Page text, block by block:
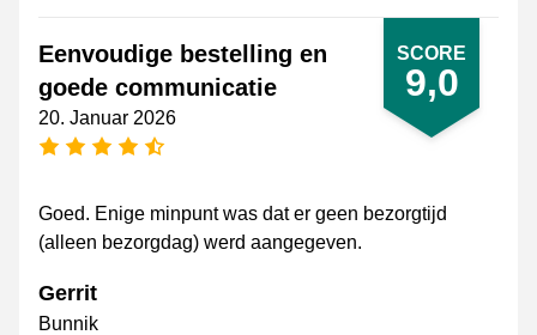
SCORE
9,0
Eenvoudige bestelling en
goede communicatie
20. Januar 2026
[_General:NumberOfStarsPluralFormat]
Goed. Enige minpunt was dat er geen bezorgtijd
(alleen bezorgdag) werd aangegeven.
Gerrit
Bunnik